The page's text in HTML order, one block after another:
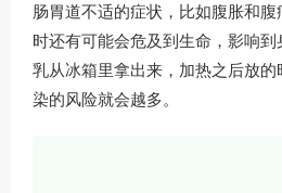
肠胃道不适的症状，比如腹胀和
时还有可能会危及到生命，影响
乳从冰箱里拿出来，加热之后放
染的风险就会越多。